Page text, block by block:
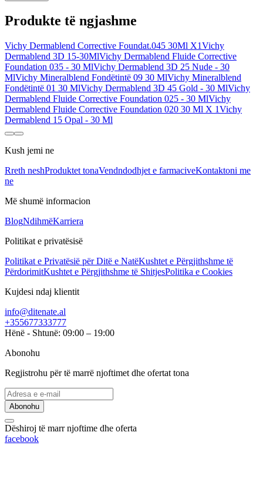
Produkte të ngjashme
Vichy Dermablend Corrective Foundat.045 30Ml X1Vichy
Dermablend 3D 15-30MlVichy Dermablend Fluide Corrective
Foundation 035 - 30 MlVichy Dermablend 3D 25 Nude - 30
MlVichy Mineralblend Fondëtintë 09 30 MlVichy Mineralblend
Fondëtintë 01 30 MlVichy Dermablend 3D 45 Gold - 30 MlVichy
Dermablend Fluide Corrective Foundation 025 - 30 MlVichy
Dermablend Fluide Corrective Foundation 020 30 Ml X 1Vichy
Dermablend 15 Opal - 30 Ml
Kush jemi ne
Rreth neshProduktet tonaVendndodhjet e farmaciveKontaktoni me
ne
Më shumë informacion
BlogNdihmëKarriera
Politikat e privatësisë
Politikat e Privatësië për Ditë e NatëKushtet e Përgjithshme të
PërdorimitKushtet e Përgjithshme të ShitjesPolitika e Cookies
Kujdesi ndaj klientit
info@ditenate.al
+355677333777
Hënë - Shtunë: 09:00 – 19:00
Abonohu
Regjistrohu për të marrë njoftimet dhe ofertat tona
Abonohu
Dëshiroj të marr njoftime dhe oferta
facebook